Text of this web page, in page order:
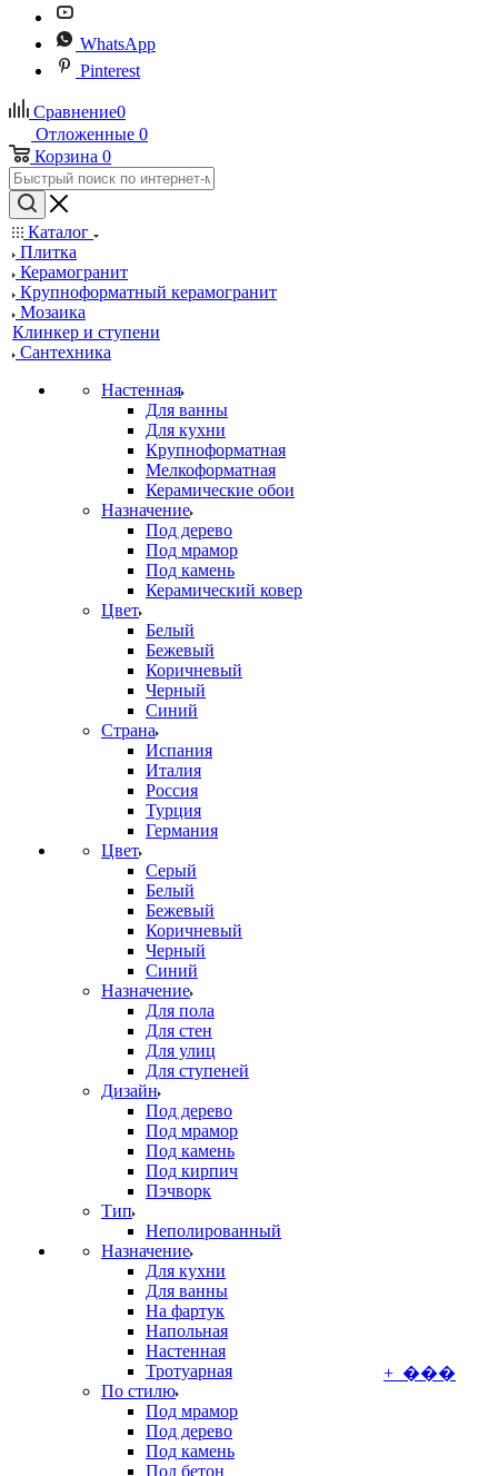
WhatsApp
Pinterest
Сравнение0
Отложенные 0
Корзина 0
Каталог
Плитка
Керамогранит
Крупноформатный керамогранит
Мозаика
Клинкер и ступени
Сантехника
Настенная
Для ванны
Для кухни
Крупноформатная
Мелкоформатная
Керамические обои
Назначение
Под дерево
Под мрамор
Под камень
Керамический ковер
Цвет
Белый
Бежевый
Коричневый
Черный
Синий
Страна
Испания
Италия
Россия
Турция
Германия
Цвет
Серый
Белый
Бежевый
Коричневый
Черный
Синий
Назначение
Для пола
Для стен
Для улиц
Для ступеней
Дизайн
Под дерево
Под мрамор
Под камень
Под кирпич
Пэчворк
Тип
Неполированный
Назначение
Для кухни
Для ванны
На фартук
Напольная
Настенная
Тротуарная
По стилю
Под мрамор
Под дерево
Под камень
Под бетон
+ ���